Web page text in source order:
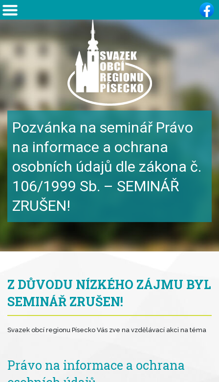
Pozvánka na seminář Právo
na informace a ochrana
osobních údajů dle zákona č.
106/1999 Sb. – SEMINÁŘ
ZRUŠEN!
Z DŮVODU NÍZKÉHO ZÁJMU BYL
SEMINÁŘ ZRUŠEN!
Svazek obcí regionu Písecko Vás zve na vzdělávací akci na téma
Právo na informace a ochrana